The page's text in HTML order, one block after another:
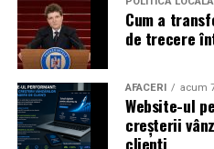
Ginghinăvin la întâlnirea
Vivo! Pitești pe 17
participa la o discuție după
regizorulPaul Decu.
Caravana„În pielea mea”
Cum a
de trecere
AFACERI acum
Website-ul
creșterii
clienți